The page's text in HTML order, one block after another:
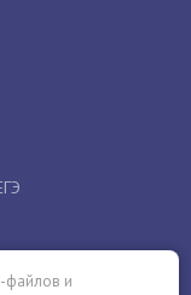
файлов и